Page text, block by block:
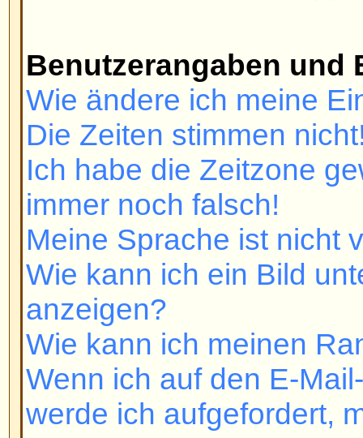
Wie kann ich ein Bild unter
anzeigen?
Wie kann ich meinen Rang
Wenn ich auf den E-Mail-Link
werde ich aufgefordert, mich
Beiträge schreiben
Wie schreibe ich ein Thema in
Wie editiere oder lösche ich
Wie kann ich eine Signatur
Wie erstelle ich eine Umfrage?
Wie editiere oder lösche ich
Warum kann ich ein Forum
Warum kann ich bei